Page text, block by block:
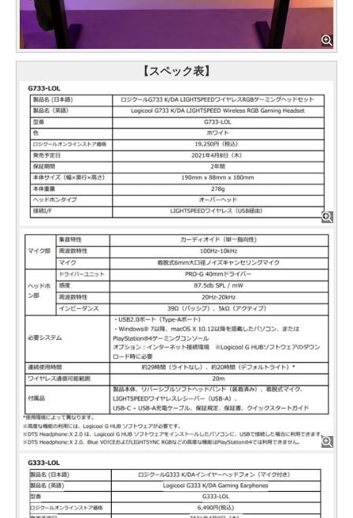
【スペック表】